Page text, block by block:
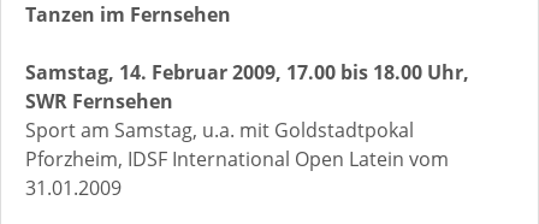
Tanzen im Fernsehen
Samstag, 14. Februar 2009, 17.00 bis 18.00 Uhr,
SWR Fernsehen
Sport am Samstag, u.a. mit Goldstadtpokal
Pforzheim, IDSF International Open Latein vom
31.01.2009